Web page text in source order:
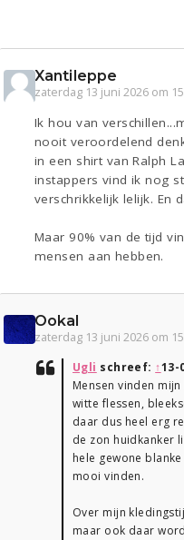
Xantileppe
zaterdag 13 juni 2026 om
Ik hou van
nooit veroordelend
in een shirt van Ralph
instappers vind ik nog
verschrikkelijk lelijk. En
Maar 90% van de tijd
mensen aan hebben.
Ookal
zaterdag 13 juni 2026 om
Ugli schreef: ↑13-
Mensen vinden
witte flessen,
daar dus heel erg
de zon huidkanker
hele gewone
mooi vinden.
Over mijn
maar ook daar